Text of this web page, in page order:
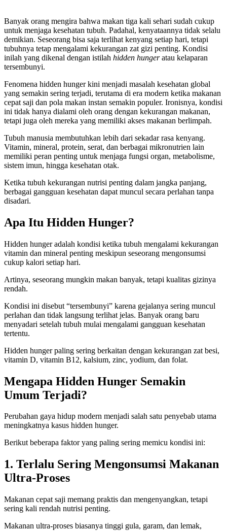
Banyak orang mengira bahwa makan tiga kali sehari sudah cukup
untuk menjaga kesehatan tubuh. Padahal, kenyataannya tidak selalu
demikian. Seseorang bisa saja terlihat kenyang setiap hari, tetapi
tubuhnya tetap mengalami kekurangan zat gizi penting. Kondisi
inilah yang dikenal dengan istilah hidden hungeratau kelaparan
tersembunyi.
Fenomena hidden hunger kini menjadi masalah kesehatan global
yang semakin sering terjadi, terutama di era modern ketika makanan
cepat saji dan pola makan instan semakin populer. Ironisnya, kondisi
ini tidak hanya dialami oleh orang dengan kekurangan makanan,
tetapi juga oleh mereka yang memiliki akses makanan berlimpah.
Tubuh manusia membutuhkan lebih dari sekadar rasa kenyang.
Vitamin, mineral, protein, serat, dan berbagai mikronutrien lain
memiliki peran penting untuk menjaga fungsi organ, metabolisme,
sistem imun, hingga kesehatan otak.
Ketika tubuh kekurangan nutrisi penting dalam jangka panjang,
berbagai gangguan kesehatan dapat muncul secara perlahan tanpa
disadari.
Apa Itu Hidden Hunger?
Hidden hunger adalah kondisi ketika tubuh mengalami kekurangan
vitamin dan mineral penting meskipun seseorang mengonsumsi
cukup kalori setiap hari.
Artinya, seseorang mungkin makan banyak, tetapi kualitas gizinya
rendah.
Kondisi ini disebut “tersembunyi” karena gejalanya sering muncul
perlahan dan tidak langsung terlihat jelas. Banyak orang baru
menyadari setelah tubuh mulai mengalami gangguan kesehatan
tertentu.
Hidden hunger paling sering berkaitan dengan kekurangan zat besi,
vitamin D, vitamin B12, kalsium, zinc, yodium, dan folat.
Mengapa Hidden Hunger Semakin
Umum Terjadi?
Perubahan gaya hidup modern menjadi salah satu penyebab utama
meningkatnya kasus hidden hunger.
Berikut beberapa faktor yang paling sering memicu kondisi ini:
1. Terlalu Sering Mengonsumsi Makanan
Ultra-Proses
Makanan cepat saji memang praktis dan mengenyangkan, tetapi
sering kali rendah nutrisi penting.
Makanan ultra-proses biasanya tinggi gula, garam, dan lemak,